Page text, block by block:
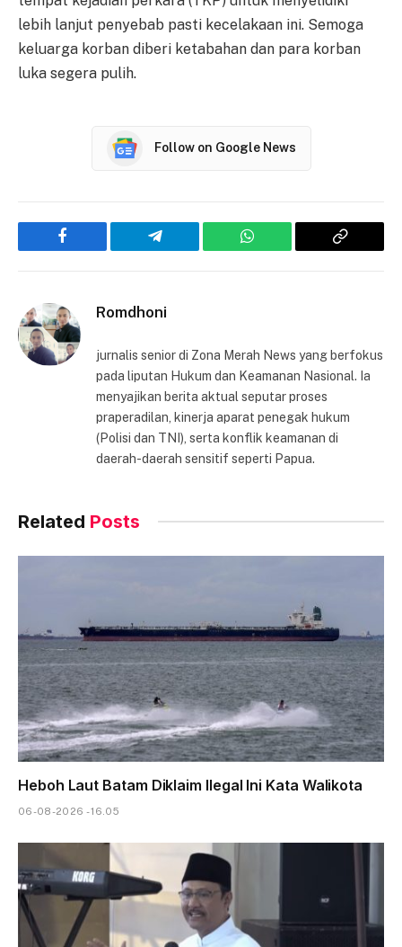
lebih lanjut penyebab pasti kecelakaan ini. Semoga
keluarga korban diberi ketabahan dan para korban
luka segera pulih.
Follow on Google News
Facebook Telegram WhatsApp
Copy
Romdhoni
jurnalis senior di Zona Merah News yang berfokus
pada liputan Hukum dan Keamanan Nasional. Ia
menyajikan berita aktual seputar proses
praperadilan, kinerja aparat penegak hukum
(Polisi dan TNI), serta konflik keamanan di
daerah-daerah sensitif seperti Papua.
Related Posts
Heboh Laut Batam Diklaim Ilegal Ini Kata Walikota
06-08-2026 - 16.05